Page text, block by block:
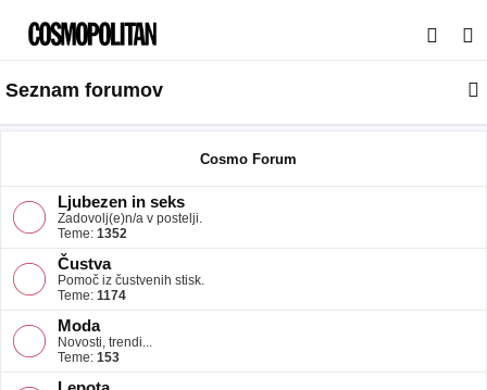
s
a
Seznam forumov
Cosmo Forum
Ljubezen in seks
Zadovolj(e)n/a v postelji.
Teme: 1352
Čustva
Pomoč iz čustvenih stisk.
Teme: 1174
Moda
Novosti, trendi...
Teme: 153